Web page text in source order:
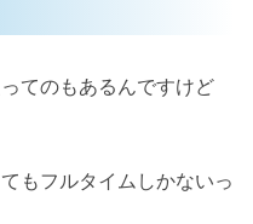
てのもあるんですけど
もフルタイムしかないっ